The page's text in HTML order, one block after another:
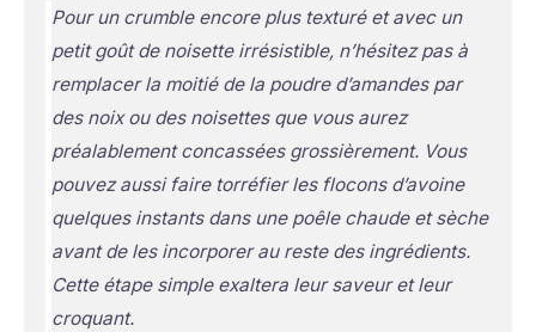
Pour un crumble encore plus texturé et avec un
petit goût de noisette irrésistible, n’hésitez pas à
remplacer la moitié de la poudre d’amandes par
des noix ou des noisettes que vous aurez
préalablement concassées grossièrement. Vous
pouvez aussi faire torréfier les flocons d’avoine
quelques instants dans une poêle chaude et sèche
avant de les incorporer au reste des ingrédients.
Cette étape simple exaltera leur saveur et leur
croquant.